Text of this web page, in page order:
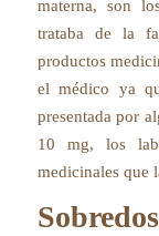
materna, son
trataba de la
productos
el médico ya
presentada por
10 mg, los
medicinales que